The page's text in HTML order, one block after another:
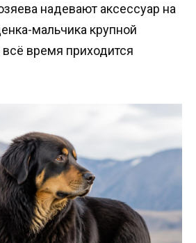
надевают аксессуар на
мальчика крупной
время приходится